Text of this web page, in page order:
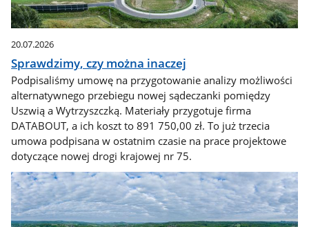
20.07.2026
Sprawdzimy, czy można inaczej
Podpisaliśmy umowę na przygotowanie analizy możliwości
alternatywnego przebiegu nowej sądeczanki pomiędzy
Uszwią a Wytrzyszczką. Materiały przygotuje firma
DATABOUT, a ich koszt to 891 750,00 zł. To już trzecia
umowa podpisana w ostatnim czasie na prace projektowe
dotyczące nowej drogi krajowej nr 75.